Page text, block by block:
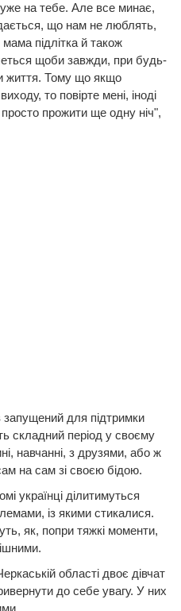
на тебе. Але все минає,
що нам не люблять,
підлітка й також
щоби завжди, при будь-
життя. Тому що якщо
то повірте мені, іноді
прожити ще одну ніч",
для підтримки
складний період у своєму
навчанні, з друзями, або ж
на сам зі своєю бідою.
українці ділитимуться
із якими стикалися.
як, попри тяжкі моменти,
області двоє дівчат
до себе увагу. У них